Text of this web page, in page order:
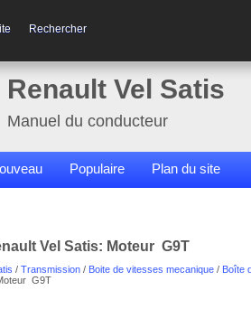
Rechercher
Renault Vel Satis
Manuel du conducteur
Populaire Plan du site
Vel Satis: Moteur G9T
/ Transmission / Boite de vitesses mecanique / Boîte
G9T